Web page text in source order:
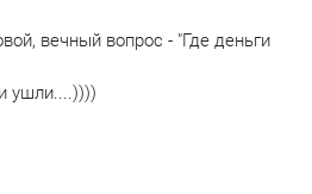
вечный вопрос - "Где деньги
ушли....))))